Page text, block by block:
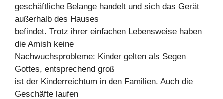
geschäftliche Belange handelt und sich das Gerät
außerhalb des Hauses
befindet. Trotz ihrer einfachen Lebensweise haben
die Amish keine
Nachwuchsprobleme: Kinder gelten als Segen
Gottes, entsprechend groß
ist der Kinderreichtum in den Familien. Auch die
Geschäfte laufen